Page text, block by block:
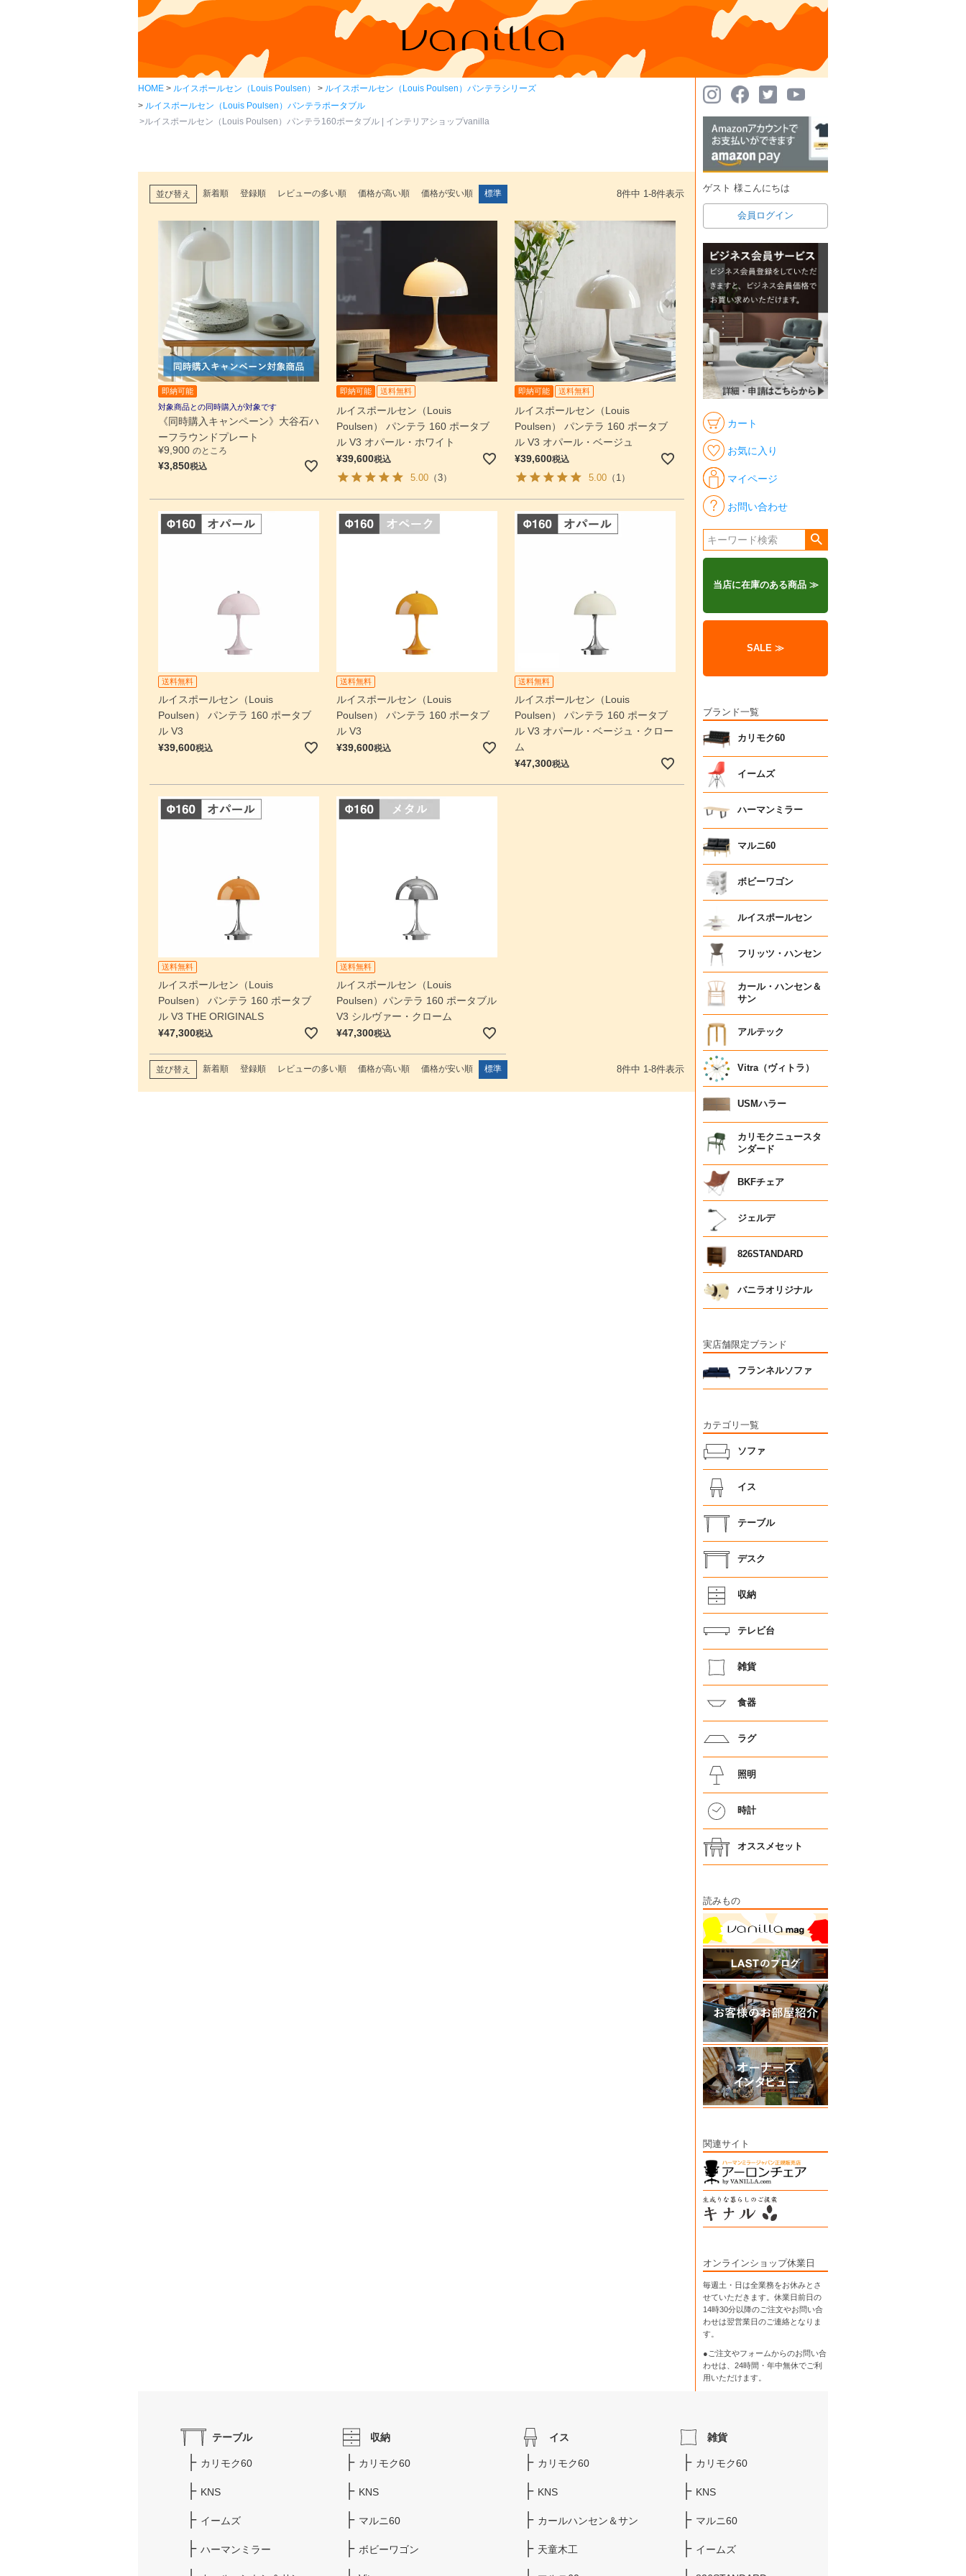
HOME ルイスポールセン（Louis Poulsen）
ルイスポールセン（Louis Poulsen）パンテラシリーズ
ルイスポールセン（Louis Poulsen）パンテラポータブル
ルイスポールセン（Louis Poulsen）パンテラ160ポータブル | インテリアショップvanilla
並び替え 新着順 登録順 レビューの多い順 価格が高い順 価格が安い順 標準 8件中 1-8件表示
即納可能
対象商品との同時購入が対象です
《同時購入キャンペーン》大谷石ハ
ーフラウンドプレート
¥9,900 のところ
¥3,850税込
即納可能 送料無料
ルイスポールセン（Louis
Poulsen） パンテラ 160 ポータブ
ル V3 オパール・ホワイト
¥39,600税込
5.00（3）
即納可能 送料無料
ルイスポールセン（Louis
Poulsen） パンテラ 160 ポータブ
ル V3 オパール・ベージュ
¥39,600税込
5.00（1）
送料無料
ルイスポールセン（Louis
Poulsen） パンテラ 160 ポータブ
ル V3
¥39,600税込
送料無料
ルイスポールセン（Louis
Poulsen） パンテラ 160 ポータブ
ル V3
¥39,600税込
送料無料
ルイスポールセン（Louis
Poulsen） パンテラ 160 ポータブ
ル V3 オパール・ベージュ・クロー
ム
¥47,300税込
送料無料
ルイスポールセン（Louis
Poulsen） パンテラ 160 ポータブ
ル V3 THE ORIGINALS
¥47,300税込
送料無料
ルイスポールセン（Louis
Poulsen）パンテラ 160 ポータブル
V3 シルヴァー・クローム
¥47,300税込
並び替え 新着順 登録順 レビューの多い順 価格が高い順 価格が安い順 標準 8件中 1-8件表示
ゲスト 様こんにちは
会員ログイン
カート
お気に入り
マイページ
お問い合わせ
当店に在庫のある商品 ≫
SALE ≫
ブランド一覧
カリモク60
イームズ
ハーマンミラー
マルニ60
ボビーワゴン
ルイスポールセン
フリッツ・ハンセン
カール・ハンセン＆
サン
アルテック
Vitra（ヴィトラ）
USMハラー
カリモクニュースタ
ンダード
BKFチェア
ジェルデ
826STANDARD
バニラオリジナル
実店舗限定ブランド
フランネルソファ
カテゴリ一覧
ソファ
イス
テーブル
デスク
収納
テレビ台
雑貨
食器
ラグ
照明
時計
オススメセット
読みもの
関連サイト
オンラインショップ休業日
毎週土・日は全業務をお休みとさ
せていただきます。休業日前日の
14時30分以降のご注文やお問い合
わせは翌営業日のご連絡となりま
す。
●ご注文やフォームからのお問い合
わせは、 24時間・年中無休でご利
用いただけます。
テーブル
カリモク60
KNS
イームズ
ハーマンミラー
収納
カリモク60
KNS
マルニ60
ボビーワゴン
イス
カリモク60
KNS
カールハンセン＆サン
天童木工
雑貨
カリモク60
KNS
マルニ60
イームズ